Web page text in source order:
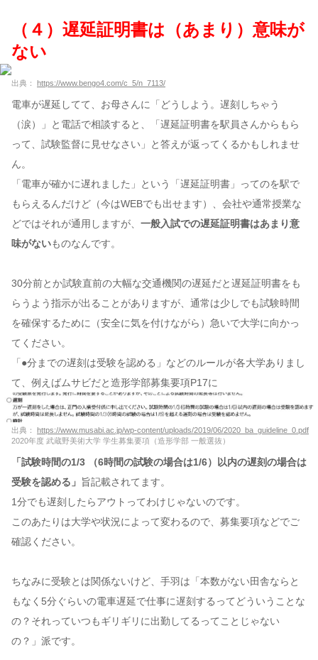
（４）遅延証明書は（あまり）意味が
ない
出典： https://www.bengo4.com/c_5/n_7113/
電車が遅延してて、お母さんに「どうしよう。遅刻しちゃう
（涙）」と電話で相談すると、「遅延証明書を駅員さんからもら
って、試験監督に見せなさい」と答えが返ってくるかもしれませ
ん。
「電車が確かに遅れました」という「遅延証明書」ってのを駅で
もらえるんだけど（今はWEBでも出せます）、会社や通常授業な
どではそれが通用しますが、 一般入試での遅延証明書はあまり意
味がないものなんです。
30分前とか試験直前の大幅な交通機関の遅延だと遅延証明書をも
らうよう指示が出ることがありますが、通常は少しでも試験時間
を確保するために（安全に気を付けながら）急いで大学に向かっ
てください。
「●分までの遅刻は受験を認める」などのルールが各大学ありまし
て、例えばムサビだと造形学部募集要項P17に
出典：
https://www.musabi.ac.jp/wp-content/uploads/2019/06/2020_ba_guideline_0.pdf
2020年度 武蔵野美術大学 学生募集要項（造形学部 一般選抜）
「試験時間の1/3 （6時間の試験の場合は1/6）以内の遅刻の場合は
受験を認める」 旨記載されてます。
1分でも遅刻したらアウトってわけじゃないのです。
このあたりは大学や状況によって変わるので、募集要項などでご
確認ください。
ちなみに受験とは関係ないけど、手羽は「本数がない田舎ならと
もなく5分ぐらいの電車遅延で仕事に遅刻するってどういうことな
の？それっていつもギリギリに出勤してるってことじゃない
の？」派です。